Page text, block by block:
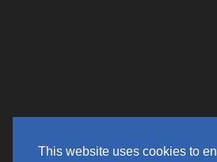
This website uses cookies to